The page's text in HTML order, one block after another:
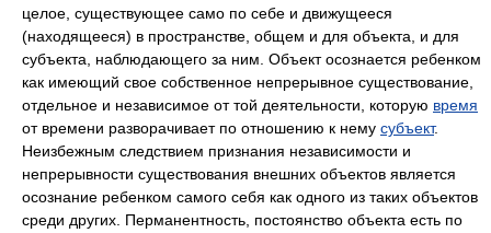
целое, существующее само по себе и движущееся
(находящееся) в пространстве, общем и для объекта, и для
субъекта, наблюдающего за ним. Объект осознается ребенком
как имеющий свое собственное непрерывное существование,
отдельное и независимое от той деятельности, которую время
от времени разворачивает по отношению к нему субъект.
Неизбежным следствием признания независимости и
непрерывности существования внешних объектов является
осознание ребенком самого себя как одного из таких объектов
среди других. Перманентность, постоянство объекта есть по